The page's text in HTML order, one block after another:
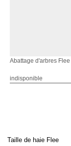
Abattage d'arbres Flee
indisponible
Taille de haie Flee